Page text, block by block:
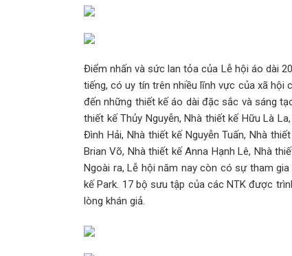
Những tiêu chí nên kiểm tra
Tấn Sơn: Người nghệ sĩ du ca
trí tuệ
Nhà thơ Lê Minh Quốc và góc
– Cười” của Trần Minh Cường
Canva đưa sáng tạo ứng dụng AI
Điểm nhấn và sức lan tỏa của Lễ hội áo dài
tiếng, có uy tín trên nhiều lĩnh vực của xã hội
đến những thiết kế áo dài đặc sắc và sáng
thiết kế Thủy Nguyễn, Nhà thiết kế Hữu Là
Đình Hải, Nhà thiết kế Nguyễn Tuấn, Nhà
Brian Võ, Nhà thiết kế Anna Hạnh Lê, Nhà
Ngoài ra, Lễ hội năm nay còn có sự tham
kế Park. 17 bộ sưu tập của các NTK được
lòng khán giả.